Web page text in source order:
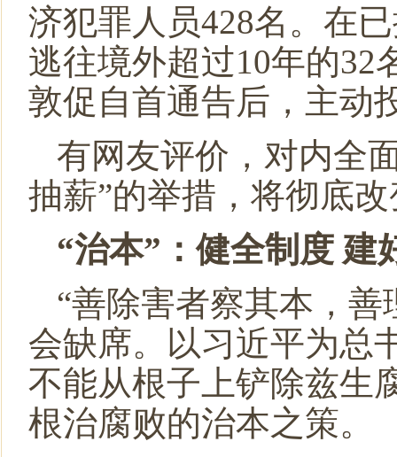
济犯罪人员428名。在
逃往境外超过10年的32
敦促自首通告后，主动
有网友评价，对内全
抽薪”的举措，将彻底
“治本”：健全制度 建
“善除害者察其本，
会缺席。以习近平为总
不能从根子上铲除兹生
根治腐败的治本之策。